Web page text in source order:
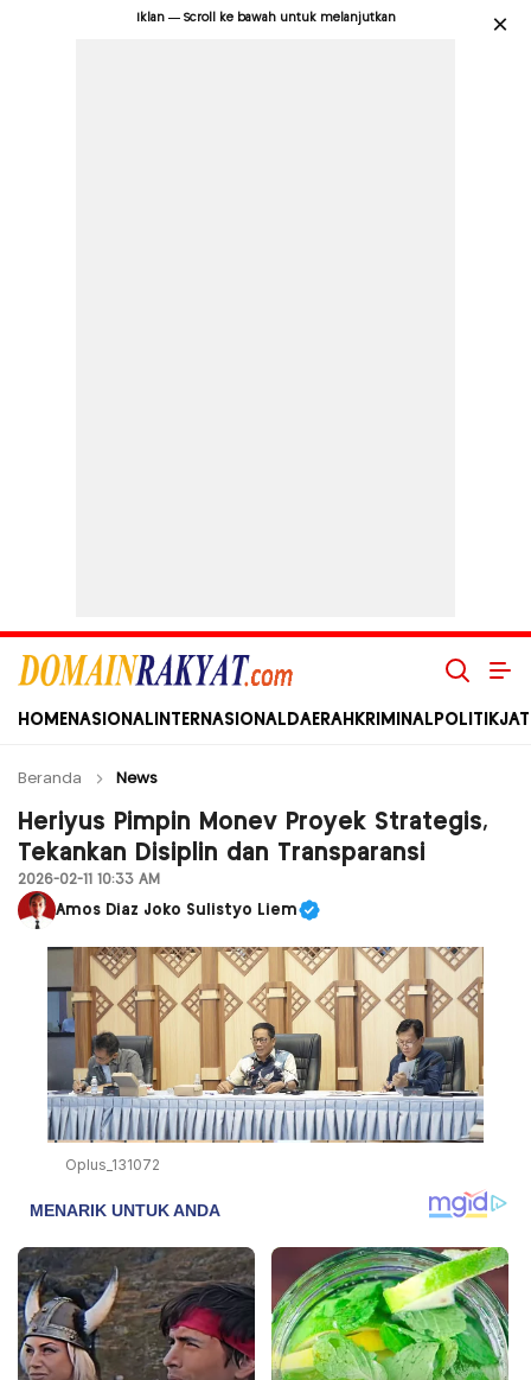
Iklan — Scroll ke bawah untuk melanjutkan ×
Domain Rakyat
Berita Hari Ini Terkini dan Terbaru Indonesia dan Internasional
HOME NASIONAL INTERNASIONAL DAERAH KRIMINAL POLITIK
Beranda News
Heriyus Pimpin Monev Proyek Strategis,
Tekankan Disiplin dan Transparansi
2026-02-11 10:33 AM
Amos Diaz Joko Sulistyo Liem
Oplus_131072